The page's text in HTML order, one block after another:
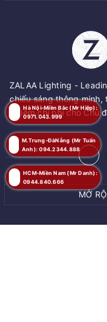
ZALAA Lighting -
chiếu sáng thông
kiệm chi phí cho
MỞ
HCM-Miền Nam (Mr Danh):
0944.840.666
Hà Nội-Miền Bắc (Mr Hiệp):
0971.043.999
M.Trung-ĐàNẵng (Mr Tuấn
Anh): 094.2344.888